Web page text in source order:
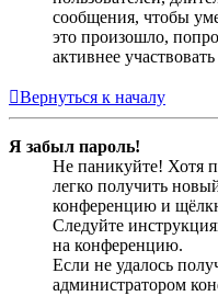
сообщения, чтобы
это произошло,
активнее
Вернуться к началу
Я забыл пароль!
Не паникуйте! Хотя
легко получить
конференцию и
Следуйте
на конференцию.
Если не удалось
администратором